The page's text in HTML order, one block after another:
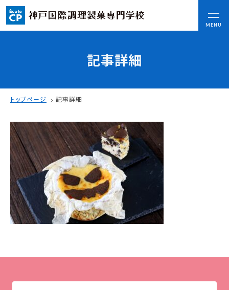
MENU
CLOSE
ここから始まる私の未来
入学情報
AO入試
指定校推薦入試
一般入試
学校案内
学費・奨学金
記事詳細
トップページ 記事詳細